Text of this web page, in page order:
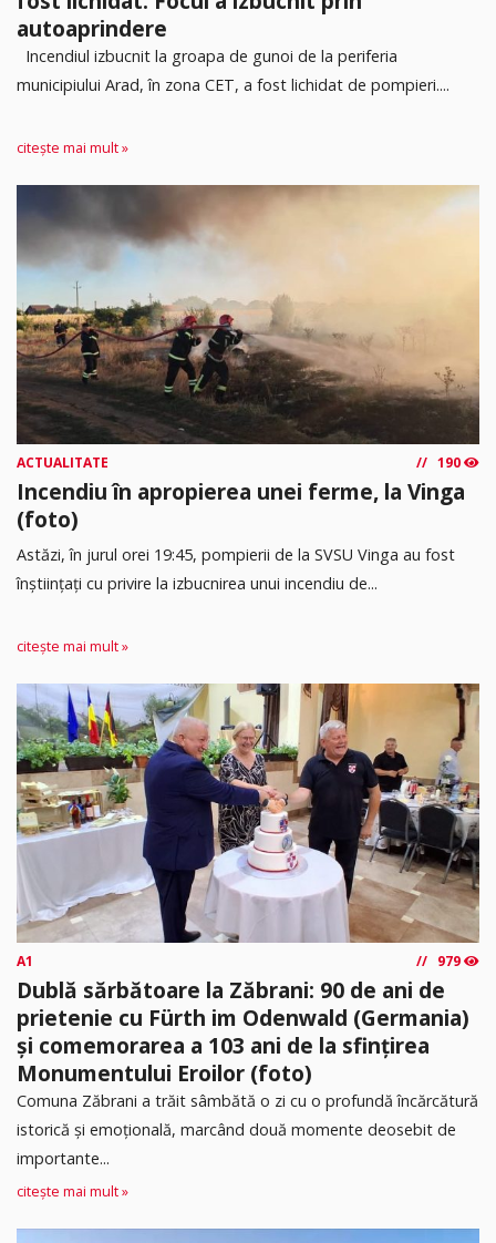
autoaprindere
Incendiul izbucnit la groapa de gunoi de la periferia
municipiului Arad, în zona CET, a fost lichidat de pompieri....
citește mai mult »
ACTUALITATE 190
Incendiu în apropierea unei ferme, la Vinga
(foto)
Astăzi, în jurul orei 19:45, pompierii de la SVSU Vinga au fost
înștiințați cu privire la izbucnirea unui incendiu de...
citește mai mult »
A1 979
Dublă sărbătoare la Zăbrani: 90 de ani de
prietenie cu Fürth im Odenwald (Germania)
și comemorarea a 103 ani de la sfințirea
Monumentului Eroilor (foto)
Comuna Zăbrani a trăit sâmbătă o zi cu o profundă încărcătură
istorică și emoțională, marcând două momente deosebit de
importante...
citește mai mult »